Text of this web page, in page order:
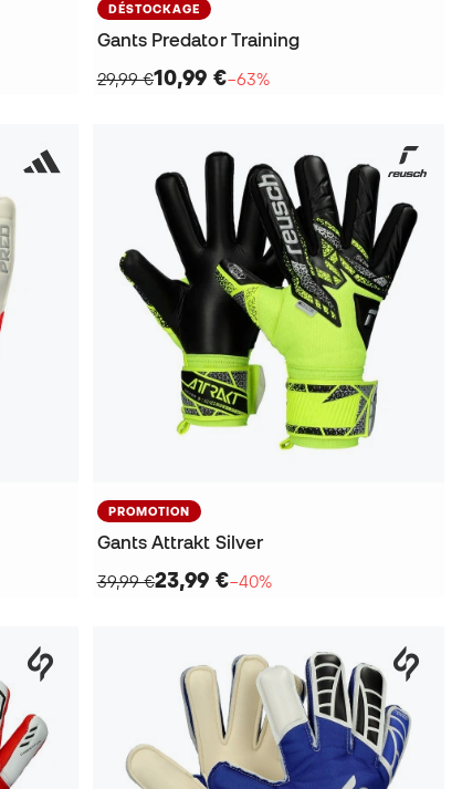
DÉSTOCKAGE
Gants Predator Training
29,99 €10,99 €−63%
PROMOTION
Gants Attrakt Silver
39,99 €23,99 €−40%